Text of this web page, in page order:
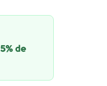
5% de